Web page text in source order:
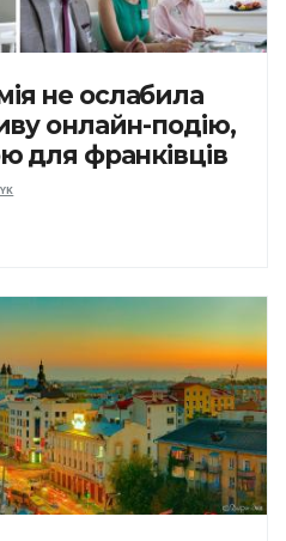
не ослабила
онлайн-подію,
для франківців